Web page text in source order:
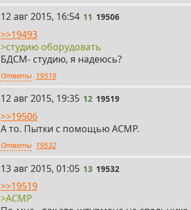
11
12 авг 2015, 16:54 11 19506
>>19493
>студию оборудовать
БДСМ- студию, я надеюсь?
Ответы 19519
12
12 авг 2015, 19:35 12 19519
>>19506
А то. Пытки с помощью АСМР.
Ответы 19532
13
13 авг 2015, 01:05 13 19532
>>19519
>АСМР